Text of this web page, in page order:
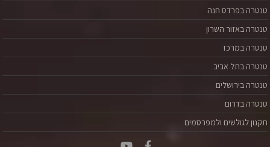
טנטרה בפרדס חנה
טנטרה באזור השרון
טנטרה במרכז
טנטרה בתל אביב
טנטרה בירושלים
טנטרה בדרום
תקנון לגולשים ולמפרסמים